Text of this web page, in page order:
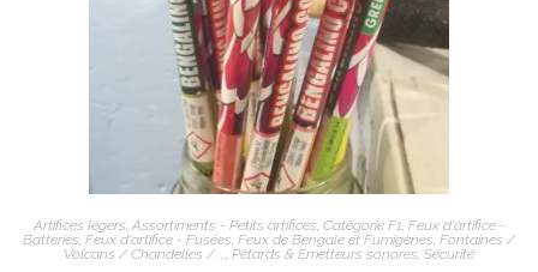
Artifices légers, Assortiments - Petits artifices, Catégorie F1, Feux d'artifice -
Batteries, Feux d'artifice - Fusées, Feux de Bengale et Fumigènes, Fontaines /
Volcans / Chandelles / ..., Pétards & Emetteurs sonores, Sécurité